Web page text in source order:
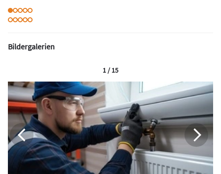
Bildergalerien
1 / 15